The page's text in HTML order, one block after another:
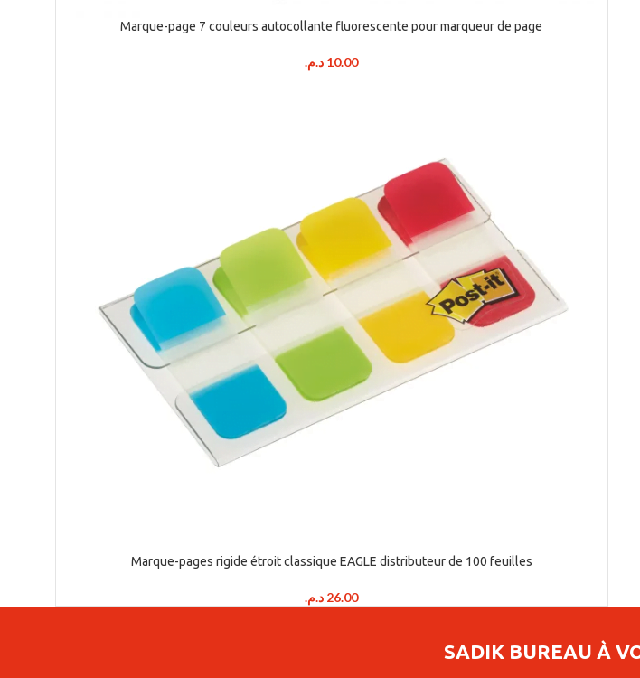
Marque-page 7 couleurs autocollante fluorescente pour marqueur de page
10.00 د.م.
Marque-pages rigide étroit classique EAGLE distributeur de 100 feuilles
26.00 د.م.
SADIK BUREAU À